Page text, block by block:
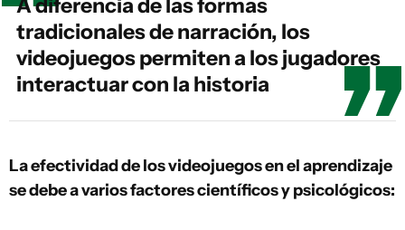
A diferencia de las formas
tradicionales de narración, los
videojuegos permiten a los jugadores
interactuar con la historia
La efectividad de los videojuegos en el aprendizaje
se debe a varios factores científicos y psicológicos: